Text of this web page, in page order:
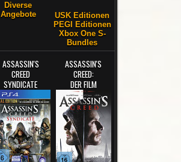
Diverse
Angebote
USK Editionen
PEGI Editionen
Xbox One S-
Bundles
ASSASSIN'S
CREED
SYNDICATE
ASSASSIN'S
CREED:
DER FILM